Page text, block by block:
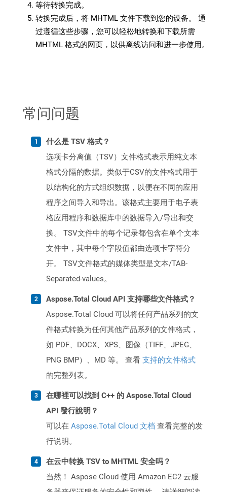
等待转换完成。
转换完成后，将 MHTML 文件下载到您的设备。 通
过遵循这些步骤，您可以轻松地转换和下载所需
MHTML 格式的网页，以供离线访问和进一步使用。
常问问题
什么是 TSV 格式？
选项卡分离值（TSV）文件格式表示用纯文本
格式分隔的数据。类似于CSV的文件格式用于
以结构化的方式组织数据，以便在不同的应用
程序之间导入和导出。该格式主要用于电子表
格应用程序和数据库中的数据导入/导出和交
换。 TSV文件中的每个记录都包含在单个文本
文件中，其中每个字段值都由选项卡字符分
开。 TSV文件格式的媒体类型是文本/TAB-
Separated-values。
Aspose.Total Cloud API 支持哪些文件格式？
Aspose.Total Cloud 可以将任何产品系列的文
件格式转换为任何其他产品系列的文件格式，
如 PDF、DOCX、XPS、图像（TIFF、JPEG、
PNG BMP）、MD 等。 查看 支持的文件格式
的完整列表。
在哪裡可以找到 C++ 的 Aspose.Total Cloud
API 發行說明？
可以在 Aspose.Total Cloud 文档 查看完整的发
行说明。
在云中转换 TSV to MHTML 安全吗？
当然！ Aspose Cloud 使用 Amazon EC2 云服